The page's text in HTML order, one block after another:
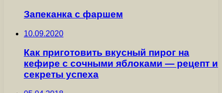
Запеканка с фаршем
10.09.2020
Как приготовить вкусный пирог на
кефире с сочными яблоками — рецепт и
секреты успеха